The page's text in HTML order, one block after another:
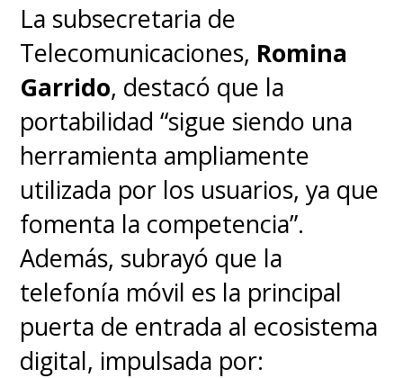
La subsecretaria de
Telecomunicaciones, Romina
Garrido, destacó que la
portabilidad “sigue siendo una
herramienta ampliamente
utilizada por los usuarios, ya que
fomenta la competencia”.
Además, subrayó que la
telefonía móvil es la principal
puerta de entrada al ecosistema
digital, impulsada por: